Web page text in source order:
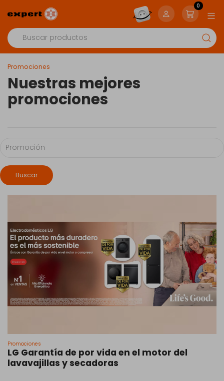
0
Promociones
Nuestras mejores
promociones
Buscar
Promociones
LG Garantía de por vida en el motor del
lavavajillas y secadoras